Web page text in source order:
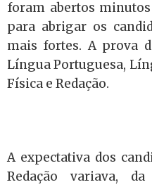
foram abertos
para abrigar os
mais fortes. A prova
Língua Portuguesa,
Física e Redação.
A expectativa dos
Redação variava,